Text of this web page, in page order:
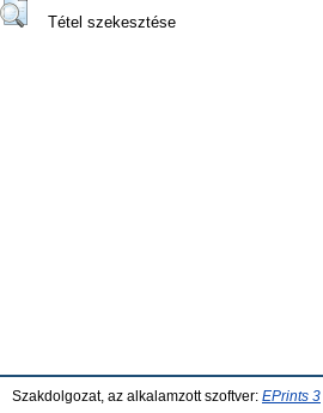
Tétel szekesztése
Szakdolgozat, az alkalamzott szoftver: EPrints 3